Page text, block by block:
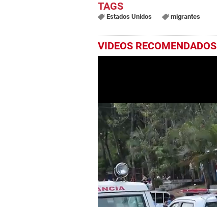
Estados Unidos migrantes
VIDEOS RECOMENDADOS